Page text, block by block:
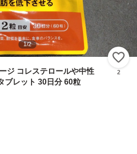
1/2
ジ コレステロールや中性
ブレット 30日分 60粒
2